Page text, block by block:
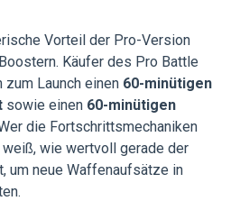
Vorteil der Pro-Version
Käufer des Pro Battle
Launch einen 60-minütigen
sowie einen 60-minütigen
die Fortschrittsmechaniken
wie wertvoll gerade der
um neue Waffenaufsätze in